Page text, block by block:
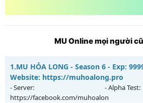
MU Online mọi người
1.MU HỎA LONG - Season 6 - Exp:
Website: https://muhoalong.pro
- Server:
https://facebook.com/muhoalon
- Alpha Test: